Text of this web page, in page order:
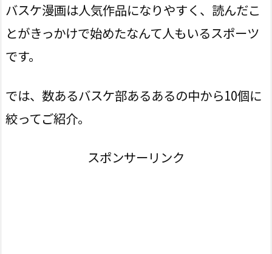
バスケ漫画は人気作品になりやすく、読んだこ
とがきっかけで始めたなんて人もいるスポーツ
です。
では、数あるバスケ部あるあるの中から10個に
絞ってご紹介。
スポンサーリンク